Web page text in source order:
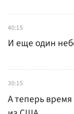
40:15
И еще один
30:15
А теперь